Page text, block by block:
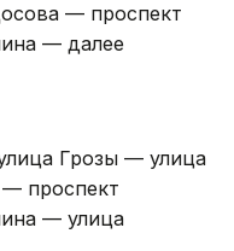
— проспект
— далее
Грозы — улица
проспект
— улица